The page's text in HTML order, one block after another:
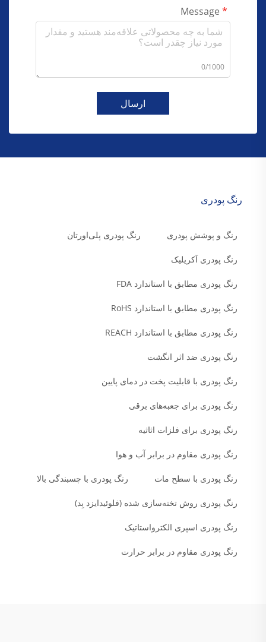
0/1000
ارسال
رنگ پودری
رنگ و پوشش پودری رنگ پودری پلی‌اورتان
رنگ پودری آکریلیک
رنگ پودری مطابق با استاندارد FDA
رنگ پودری مطابق با استاندارد RoHS
رنگ پودری مطابق با استاندارد REACH
رنگ پودری ضد اثر انگشت
رنگ پودری با قابلیت پخت در دمای پایین
رنگ پودری برای جعبه‌های برقی
رنگ پودری برای فلزات اثاثیه
رنگ پودری مقاوم در برابر آب و هوا
رنگ پودری با سطح مات رنگ پودری با چسبندگی بالا
رنگ پودری روش تخته‌سازی شده (فلوئیدایزد بِد)
رنگ پودری اسپری الکترواستاتیک
رنگ پودری مقاوم در برابر حرارت